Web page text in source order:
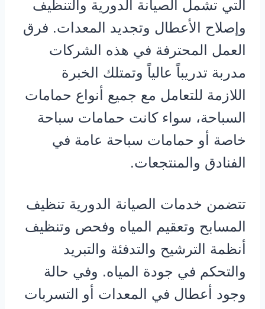
التي تشمل الصيانة الدورية والتنظيف
وإصلاح الأعطال وتجديد المعدات. فرق
العمل المحترفة في هذه الشركات
مدربة تدريباً عالياً وتمتلك الخبرة
اللازمة للتعامل مع جميع أنواع حمامات
السباحة، سواء كانت حمامات سباحة
خاصة أو حمامات سباحة عامة في
الفنادق والمنتجعات.
تتضمن خدمات الصيانة الدورية تنظيف
المسابح وتعقيم المياه وفحص وتنظيف
أنظمة الترشيح والتدفئة والتبريد
والتحكم في جودة المياه. وفي حالة
وجود أعطال في المعدات أو التسربات